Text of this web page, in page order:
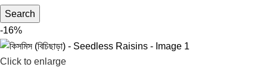
Search
-16%
Click to enlarge